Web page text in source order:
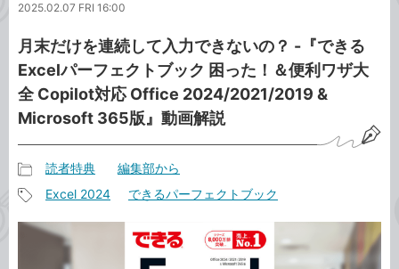
ト
2025.02.07 FRI 16:00
月末だけを連続して入力できないの？ -『できる
Excelパーフェクトブック 困った！＆便利ワザ大
全 Copilot対応 Office 2024/2021/2019 &
Microsoft 365版』動画解説
事
カ
読者特典 編集部から
事
Excel 2024 できるパーフェクトブック